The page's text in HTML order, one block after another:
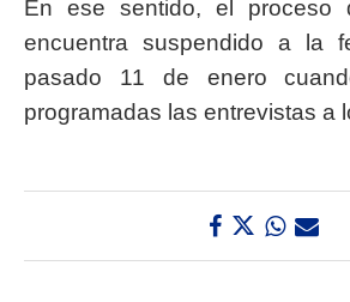
En ese sentido, el proceso
encuentra suspendido a la
pasado 11 de enero
programadas las entrevistas a